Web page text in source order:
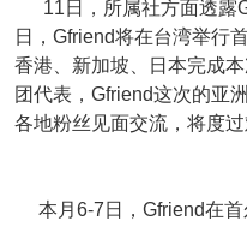
11日，所属社方面透露
日，Gfriend将在台湾举行
香港、新加坡、日本完成
团代表，Gfriend这次的亚
各地粉丝见面交流，将度过
本月6-7日，Gfriend在首